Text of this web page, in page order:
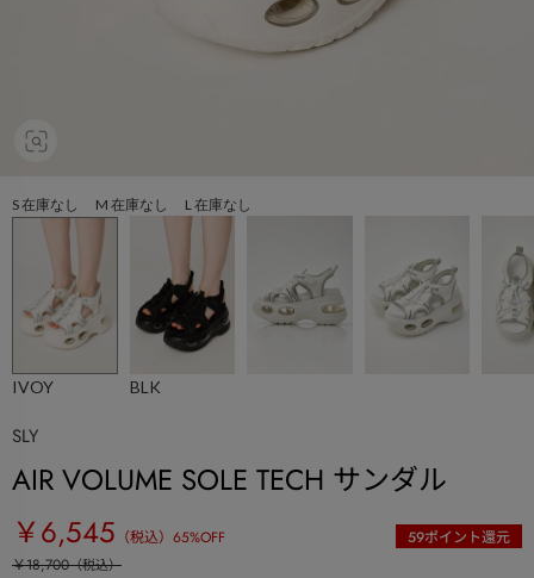
S 在庫なし M 在庫なし L 在庫なし
IVOY BLK
SLY
AIR VOLUME SOLE TECH サンダル
￥6,545 （税込） 65%OFF 59ポイント還元
￥18,700（税込）